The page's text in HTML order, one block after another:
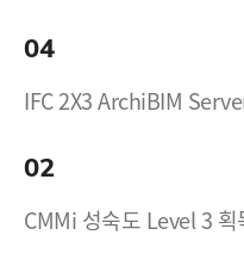
04
IFC 2X3 ArchiBIM
02
CMMi 성숙도 Level 3 획